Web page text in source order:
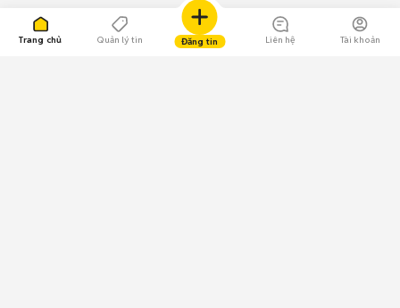
Trang chủ Quản lý tin Đăng tin Liên hệ Tài khoản